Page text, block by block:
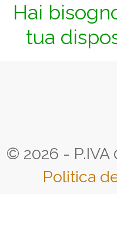
Hai
tua
© 2026 -
Politica